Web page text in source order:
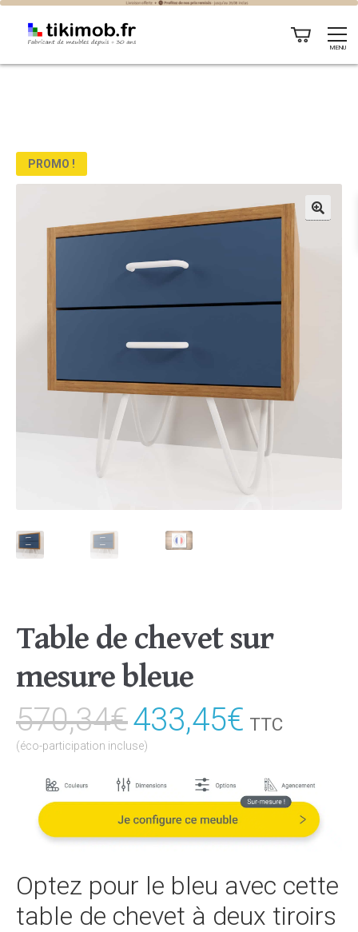
MENU
PROMO !
Table de chevet sur
mesure bleue
570,34€Le
prix
initial
était :
570,34€.
433,45€Le
actuel
est :
TTC
(éco-participation incluse)
Optez pour le bleu avec cette
table de chevet à deux tiroirs